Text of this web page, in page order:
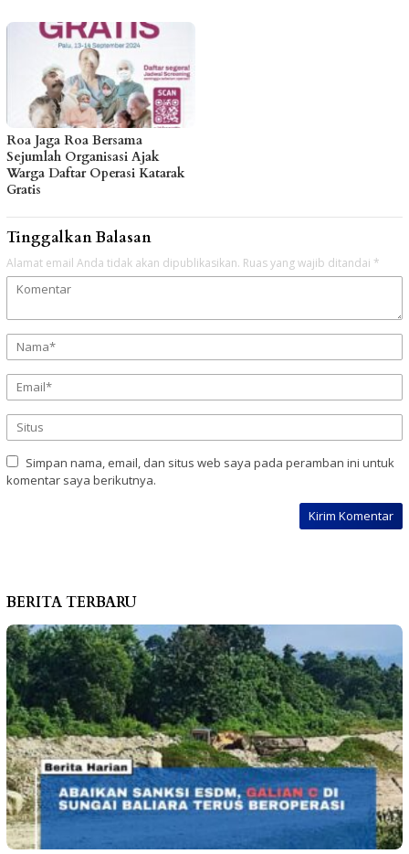
Roa Jaga Roa Bersama
Sejumlah Organisasi Ajak
Warga Daftar Operasi Katarak
Gratis
Tinggalkan Balasan
Alamat email Anda tidak akan dipublikasikan. Ruas yang wajib ditandai *
Simpan nama, email, dan situs web saya pada peramban ini untuk
komentar saya berikutnya.
BERITA TERBARU